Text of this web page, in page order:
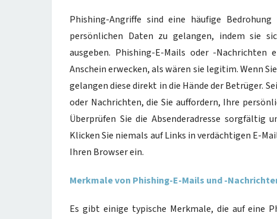
Phishing-Angriffe sind eine häufige
persönlichen Daten zu gelangen, indem sie
ausgeben. Phishing-E-Mails oder -
Anschein erwecken, als wären sie legitim. Wenn
gelangen diese direkt in die Hände der Betrüger.
oder Nachrichten, die Sie auffordern, Ihre
Überprüfen Sie die Absenderadresse sorgfältig
Klicken Sie niemals auf Links in verdächtigen E-
Ihren Browser ein.
Merkmale von Phishing-E-Mails und -
Es gibt einige typische Merkmale, die auf eine